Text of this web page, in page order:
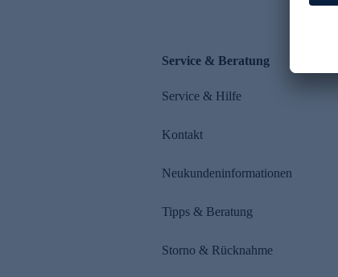
Service & Beratung
Service & Hilfe
Kontakt
Neukundeninformationen
Tipps & Beratung
Storno & Rücknahme